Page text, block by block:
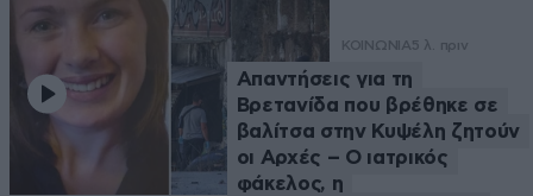
ΚΟΙΝΩΝΙΑ5 λ. πριν
Απαντήσεις για τη
Βρετανίδα που βρέθηκε σε
βαλίτσα στην Κυψέλη ζητούν
οι Αρχές – Ο ιατρικός
φάκελος, η